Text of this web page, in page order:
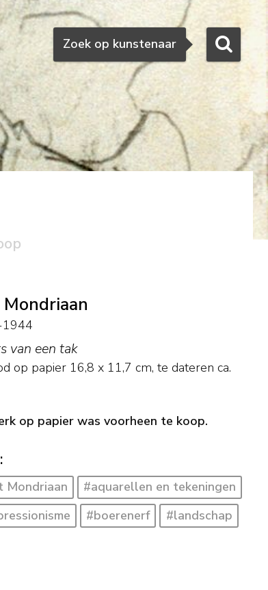
Zoeken
Zoek op kunstenaar
van een tak
op papier 16,8 x 11,7 cm, te dateren ca.
op papier was voorheen te koop.
Mondriaan
#aquarellen en tekeningen
#boerenerf #landschap